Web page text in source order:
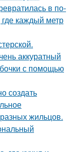
в по-
каждый метр
аккуратный
с помощью
создать
жильцов.